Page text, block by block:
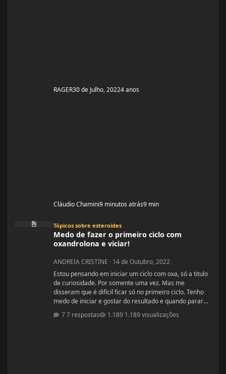
RAGER30 de Julho, 20224 anos
Cláudio Chamini9 minutos atrás9 min
Medo de fazer o primeiro ciclo com oxandrolona e viciar!
Tópicos sobre esteroides
Medo de fazer o primeiro ciclo com
oxandrolona e viciar!
ANDREIA CRISTINE · 14 de Outubro, 2022
Estou pensando em iniciar um ciclo com oxa, só a titulo
de curiosidade. Por somente uma vez. Mas me
disseram que é difícil ficar só no primeiro ciclo. Tenho
medo de iniciar e gostar do resultado e quando parar
ficar com auto estima baixo. Mas a vontade está bem
maior...kkkkk
7 respostas 1.189 visualizações